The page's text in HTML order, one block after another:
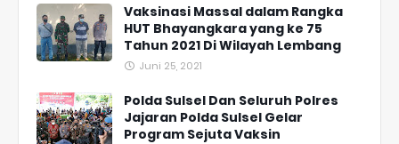
Vaksinasi Massal dalam Rangka
HUT Bhayangkara yang ke 75
Tahun 2021 Di Wilayah Lembang
Juni 25, 2021
Polda Sulsel Dan Seluruh Polres
Jajaran Polda Sulsel Gelar
Program Sejuta Vaksin